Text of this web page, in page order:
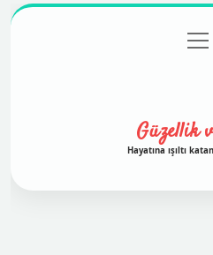
Gizlilik
aç
Güzellik
Hayatına ışıltı